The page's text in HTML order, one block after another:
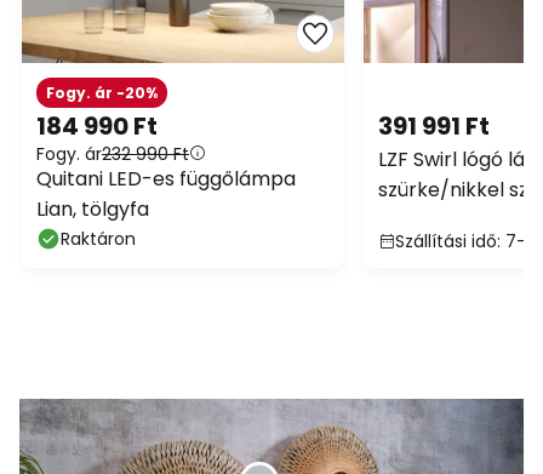
184 990 Ft
Fogy. ár232 990 Ft
Fogy. ár -20%
Quitani LED-es függőlámpa
Lian, tölgyfa
Raktáron
391 991 Ft
LZF Swirl lógó
szürke/nikkel
Szállítási idő: 7-